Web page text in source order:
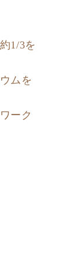
1/3を
ムを
ーク